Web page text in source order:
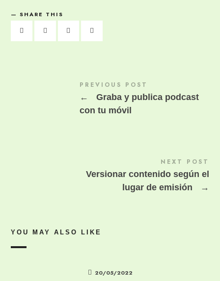
SHARE THIS
PREVIOUS POST
←
Graba y publica podcast
con tu móvil
NEXT POST
Versionar contenido según el
lugar de emisión
→
YOU MAY ALSO LIKE
20/05/2022